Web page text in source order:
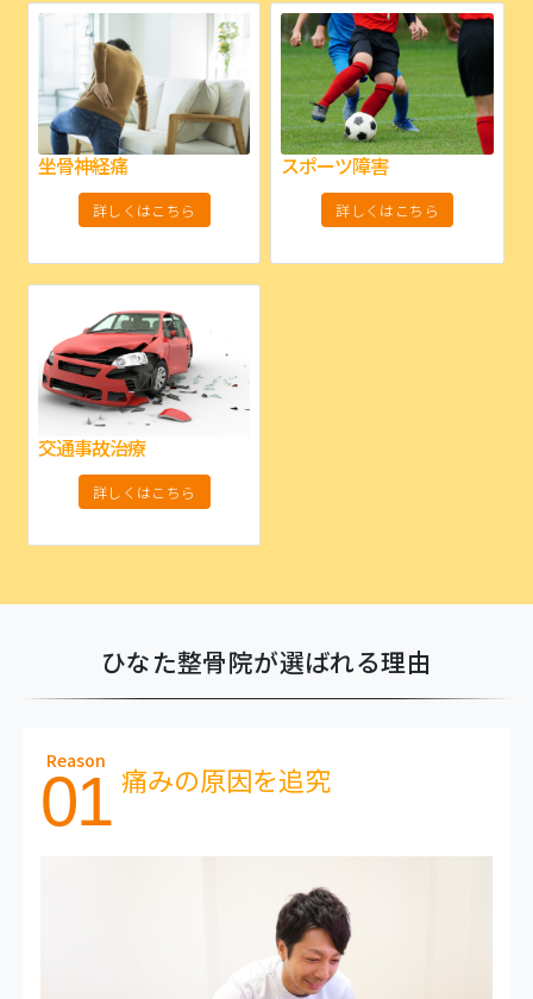
坐骨神経痛
詳しくはこちら
スポーツ障害
詳しくはこちら
交通事故治療
詳しくはこちら
ひなた整骨院が選ばれる理由
Reason
01 痛みの原因を追究